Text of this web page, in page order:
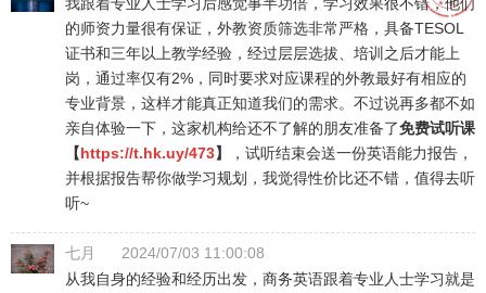
的师资力量很有保证，外教资质筛选非常严格，具备TESOL
证书和三年以上教学经验，经过层层选拔、培训之后才能上
岗，通过率仅有2%，同时要求对应课程的外教最好有相应的
专业背景，这样才能真正知道我们的需求。不过说再多都不如
亲自体验一下，这家机构给还不了解的朋友准备了免费试听课
【https://t.hk.uy/473】
，试听结束会送一份英语能力报告，
并根据报告帮你做学习规划，我觉得性价比还不错，值得去听
听~
七月
2024/07/03 11:00:08
从我自身的经验和经历出发，商务英语跟着专业人士学习就是